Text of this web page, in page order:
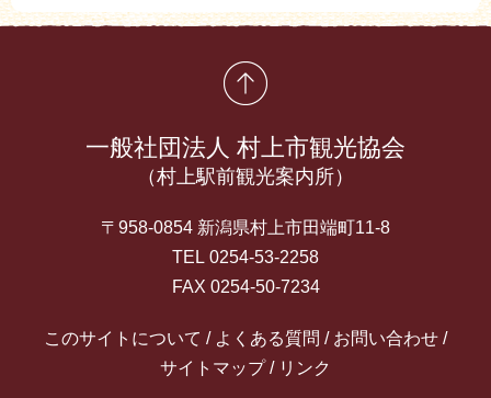
一般社団法人 村上市観光協会
（村上駅前観光案内所）
〒958-0854 新潟県村上市田端町11-8
TEL 0254-53-2258
FAX 0254-50-7234
このサイトについて よくある質問
お問い合わせ
サイトマップ
リンク